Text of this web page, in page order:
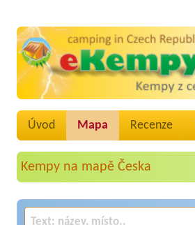
Úvod Mapa Recenze
Kempy na mapě Česka